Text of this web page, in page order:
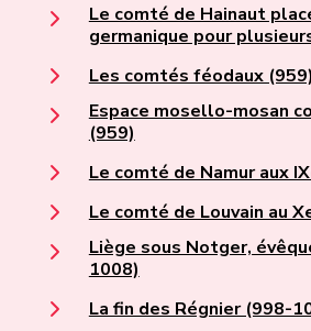
Le comté de Hainaut
germanique pour
Les comtés féodaux (959)
Espace mosello-mosan
(959)
Le comté de Namur aux
Le comté de Louvain au
Liège sous Notger,
1008)
La fin des Régnier (998-